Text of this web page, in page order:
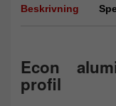
Beskrivning
Econ
profil